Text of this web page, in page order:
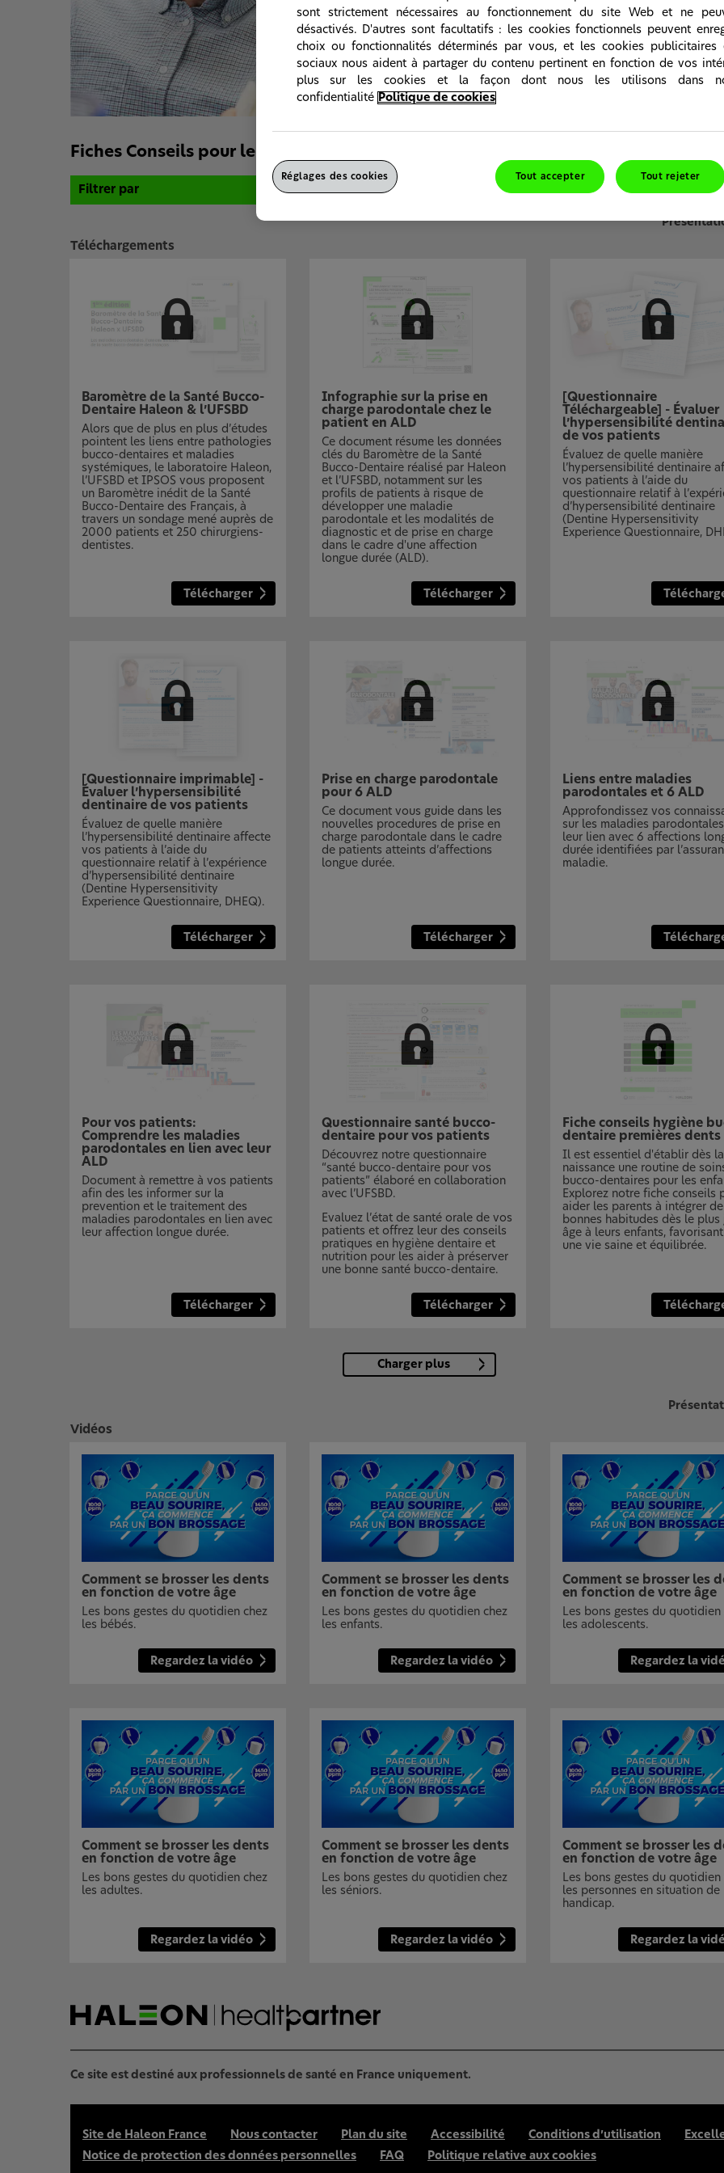
permettront de donner à vos patients une
meilleure compréhension des conditions
pouvant affecter leur santé bucco-
offriront des conseils sur la façon de
conserver une bouche saine et fourniront
informations sur la façon dont nos
peuvent être utiles.
Fiches Conseils pour les patients
Filtrer par
Téléchargements
Baromètre de la Santé Bucco-
Dentaire Haleon & l’UFSBD
Alors que de plus en plus d’études
pointent les liens entre pathologies
bucco-dentaires et maladies
systémiques, le laboratoire Haleon,
l’UFSBD et IPSOS vous proposent
un Baromètre inédit de la Santé
Bucco-Dentaire des Français, à
travers un sondage mené auprès de
2000 patients et 250 chirurgiens-
dentistes.
Télécharger
Infographie sur la prise en
charge parodontale chez le
patient en ALD
Ce document résume les données
clés du Baromètre de la Santé
Bucco-Dentaire réalisé par Haleon
et l’UFSBD, notamment sur les
profils de patients à risque de
développer une maladie
parodontale et les modalités de
diagnostic et de prise en charge
dans le cadre d'une affection
longue durée (ALD).
Télécharger
[Questionnaire
Téléchargeable] - Évaluer
l’hypersensibilité
de vos patients
Évaluez de quelle manière
l’hypersensibilité dentinaire
vos patients à l’aide du
questionnaire relatif à
d’hypersensibilité dentinaire
(Dentine Hypersensitivity
Experience Questionnaire,
[Questionnaire imprimable] -
Évaluer l’hypersensibilité
dentinaire de vos patients
Évaluez de quelle manière
l’hypersensibilité dentinaire affecte
vos patients à l’aide du
questionnaire relatif à l’expérience
d’hypersensibilité dentinaire
(Dentine Hypersensitivity
Experience Questionnaire, DHEQ).
Télécharger
Prise en charge parodontale
pour 6 ALD
Ce document vous guide dans les
nouvelles procedures de prise en
charge parodontale dans le cadre
de patients atteints d’affections
longue durée.
Télécharger
Liens entre maladies
parodontales et 6 ALD
Approfondissez vos
sur les maladies
leur lien avec 6 affections
durée identifiées par
maladie.
Pour vos patients:
Comprendre les maladies
parodontales en lien avec leur
ALD
Document à remettre à vos patients
afin des les informer sur la
prevention et le traitement des
maladies parodontales en lien avec
leur affection longue durée.
Télécharger
Questionnaire santé bucco-
dentaire pour vos patients
Découvrez notre questionnaire
“santé bucco-dentaire pour vos
patients” élaboré en collaboration
avec l’UFSBD.
Evaluez l’état de santé orale de vos
patients et offrez leur des conseils
pratiques en hygiène dentaire et
nutrition pour les aider à préserver
une bonne santé bucco-dentaire.
Télécharger
Fiche conseils hygiène
dentaire premières dents
Il est essentiel d'établir dès la
naissance une routine de
bucco-dentaires pour les
Explorez notre fiche conseils
aider les parents à intégrer de
bonnes habitudes dès le plus
âge à leurs enfants,
une vie saine et équilibrée.
Charger plus
Vidéos
Comment se brosser les dents
en fonction de votre âge
Les bons gestes du quotidien chez
les bébés.
Regardez la vidéo
Comment se brosser les dents
en fonction de votre âge
Les bons gestes du quotidien chez
les enfants.
Regardez la vidéo
Comment se brosser les
en fonction de votre âge
Les bons gestes du quotidien
les adolescents.
Regardez la
Comment se brosser les dents
en fonction de votre âge
Les bons gestes du quotidien chez
les adultes.
Regardez la vidéo
Comment se brosser les dents
en fonction de votre âge
Les bons gestes du quotidien chez
les séniors.
Regardez la vidéo
Comment se brosser les
en fonction de votre âge
Les bons gestes du quotidien
les personnes en situation de
handicap.
Regardez la
Ce site est destiné aux professionnels de santé en France uniquement.
Site de Haleon France Nous contacter Plan du site Accessibilité Conditions d’utilisation
Notice de protection des données personnelles
FAQ Politique relative aux cookies
sont strictement nécessaires au fonctionnement du site Web et ne
désactivés. D'autres sont facultatifs : les cookies fonctionnels peuvent
choix ou fonctionnalités déterminés par vous, et les cookies publicitaires
sociaux nous aident à partager du contenu pertinent en fonction de vos
plus sur les cookies et la façon dont nous les utilisons dans
confidentialité
Politique de cookies
Tout accepter Tout rejeter
Réglages des cookies